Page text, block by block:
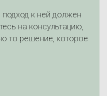
к ней должен
на консультацию,
то решение, которое